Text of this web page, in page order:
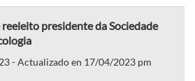
presidente da Sociedade
- Actualizado en 17/04/2023 pm